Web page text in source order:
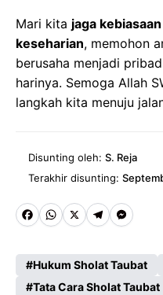
Mari kita jaga
keseharian, memohon
berusaha menjadi
harinya. Semoga Allah
langkah kita menuju
Disunting oleh: S. Reja
Terakhir disunting:
Fa
b
W
ts
X
Te
gr
M
se
Hukum Sholat Taubat
Tata Cara Sholat Taubat